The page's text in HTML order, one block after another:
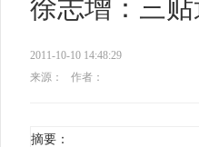
徐志增：三
2011-10-10 14:48:29
来源：
作者：
摘要：